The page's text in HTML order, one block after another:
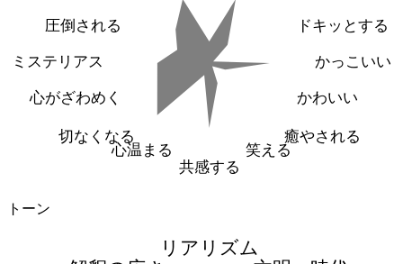
ドキッとする
かっこいい
かわいい
癒やされる
笑える
共感する
心温まる
切なくなる
心がざわめく
ミステリアス
圧倒される
トーン
リアリズム